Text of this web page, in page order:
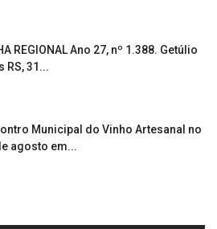
REGIONAL Ano 27, nº 1.388. Getúlio
RS, 31...
Municipal do Vinho Artesanal no
agosto em...